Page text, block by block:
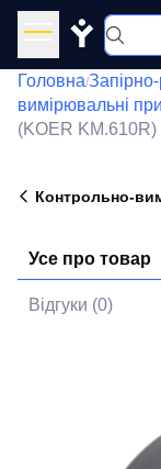
Y
Головна/
вимірювальні
(KOER
Контрольно-
Усе про товар
Відгуки (0)